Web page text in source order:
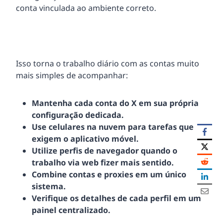
conta vinculada ao ambiente correto.
Isso torna o trabalho diário com as contas muito
mais simples de acompanhar:
Mantenha cada conta do X em sua própria
configuração dedicada.
Use celulares na nuvem para tarefas que
exigem o aplicativo móvel.
Utilize perfis de navegador quando o
trabalho via web fizer mais sentido.
Combine contas e proxies em um único
sistema.
Verifique os detalhes de cada perfil em um
painel centralizado.